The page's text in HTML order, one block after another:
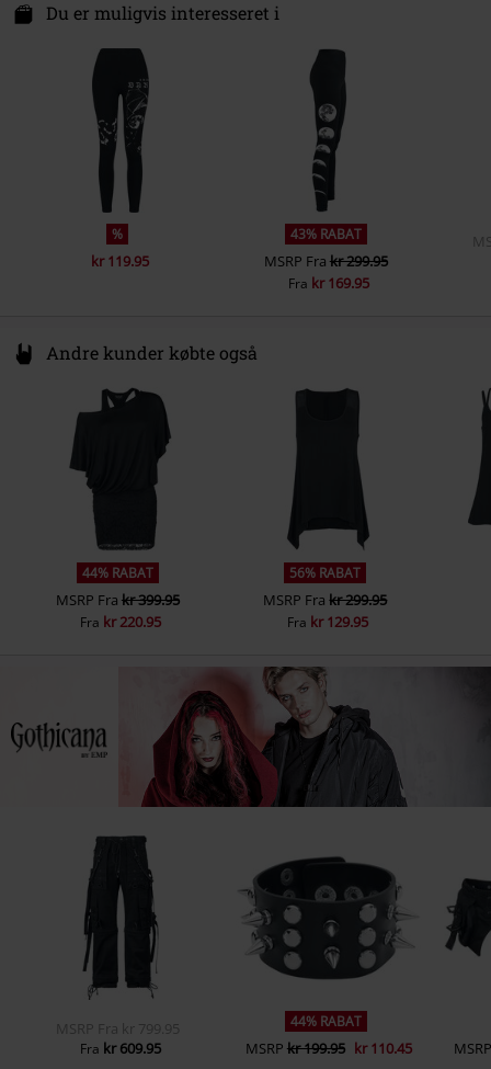
Du er muligvis interesseret i
%
kr 119.95
43% RABAT
MSRP Fra kr 299.95
Fra kr 169.95
Andre kunder købte også
44% RABAT
MSRP Fra kr 399.95
Fra kr 220.95
56% RABAT
MSRP Frakr 299.95
Fra kr 129.95
MSRP Fra kr 799.95
Fra kr 609.95
44% RABAT
MSRP kr 199.95 kr 110.45 MSRP